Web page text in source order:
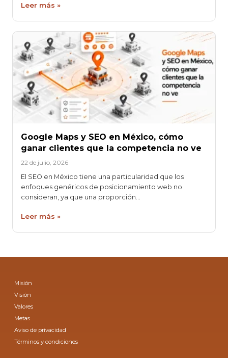
Leer más »
Google Maps y SEO en México, cómo
ganar clientes que la competencia no ve
22 de julio, 2026
El SEO en México tiene una particularidad que los
enfoques genéricos de posicionamiento web no
consideran, ya que una proporción…
Leer más »
Misión
Visión
Valores
Metas
Aviso de privacidad
Términos y condiciones